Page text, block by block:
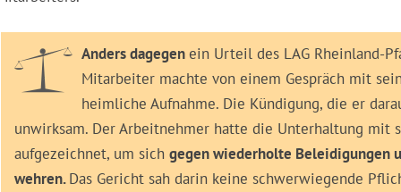
Ebenso beurteilte das LAG Hessen 2017einen ähnlichen Fall
offen auf dem Tisch liegendes Smartphone nicht als
gewertet werden könne. Somitrechtfertigte die heimliche
Anders dagegen
ein Urteil des LAG Rheinland-